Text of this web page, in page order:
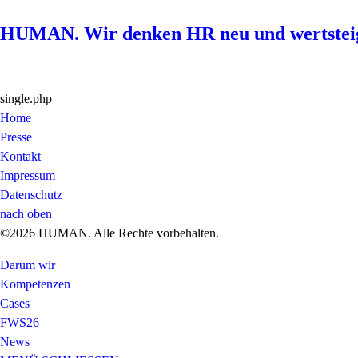
HUMAN. Wir denken HR neu und
single.php
Home
Presse
Kontakt
Impressum
Datenschutz
nach oben
©2026 HUMAN. Alle Rechte vorbehalten.
Darum wir
Kompetenzen
Cases
FWS26
News